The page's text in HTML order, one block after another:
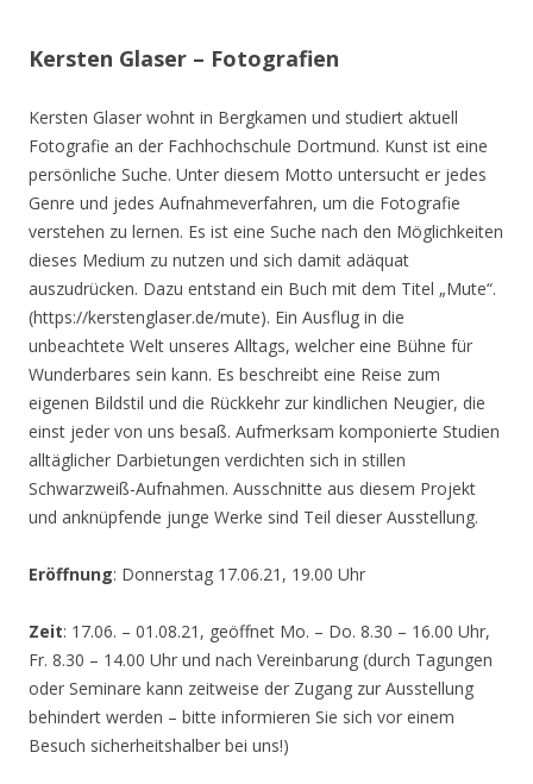
Kersten Glaser – Fotografien
Kersten Glaser wohnt in Bergkamen und studiert aktuell
Fotografie an der Fachhochschule Dortmund. Kunst ist eine
persönliche Suche. Unter diesem Motto untersucht er jedes
Genre und jedes Aufnahmeverfahren, um die Fotografie
verstehen zu lernen. Es ist eine Suche nach den Möglichkeiten
dieses Medium zu nutzen und sich damit adäquat
auszudrücken. Dazu entstand ein Buch mit dem Titel „Mute“.
(https://kerstenglaser.de/mute). Ein Ausflug in die
unbeachtete Welt unseres Alltags, welcher eine Bühne für
Wunderbares sein kann. Es beschreibt eine Reise zum
eigenen Bildstil und die Rückkehr zur kindlichen Neugier, die
einst jeder von uns besaß. Aufmerksam komponierte Studien
alltäglicher Darbietungen verdichten sich in stillen
Schwarzweiß-Aufnahmen. Ausschnitte aus diesem Projekt
und anknüpfende junge Werke sind Teil dieser Ausstellung.
Eröffnung: Donnerstag 17.06.21, 19.00 Uhr
Zeit: 17.06. – 01.08.21, geöffnet Mo. – Do. 8.30 – 16.00 Uhr,
Fr. 8.30 – 14.00 Uhr und nach Vereinbarung (durch Tagungen
oder Seminare kann zeitweise der Zugang zur Ausstellung
behindert werden – bitte informieren Sie sich vor einem
Besuch sicherheitshalber bei uns!)